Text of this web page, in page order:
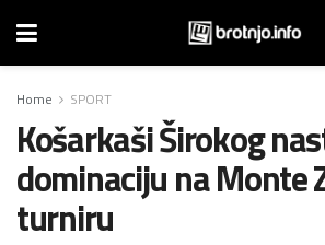
Home SPORT
Košarkaši Širokog
dominaciju na Monte
turniru